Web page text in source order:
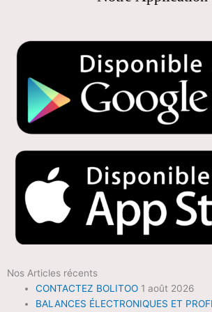
Nos Articles récents
CONTACTEZ BOLITOO 1 août 2026
BALANCES ÉLECTRONIQUES ET